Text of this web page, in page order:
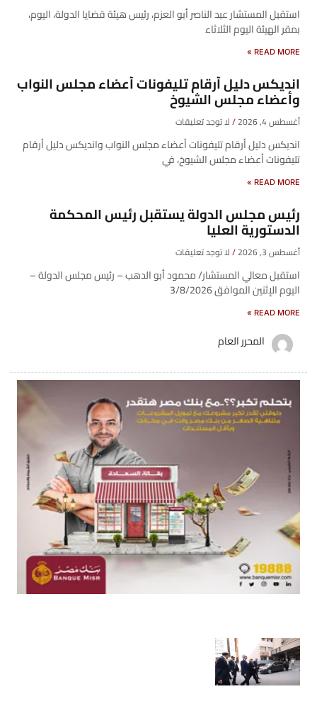
​استقبل المستشار عبد الناصر أبو العزم، رئيس هيئة قضايا الدولة، اليوم،
بمقر الهيئة اليوم الثلاثاء
READ MORE »
انديكس دليل أرقام تليفونات أعضاء مجلس النواب
وأعضاء مجلس الشيوخ
أغسطس 4, 2026 لا توجد تعليقات
انديكس دليل أرقام تليفونات أعضاء مجلس النواب وانديكس دليل أرقام
تليفونات أعضاء مجلس الشيوخ، في
READ MORE »
رئيس مجلس الدولة يستقبل رئيس المحكمة
الدستورية العليا
أغسطس 3, 2026 لا توجد تعليقات
استقبل معالي المستشار/ محمود أبو الدهب – رئيس مجلس الدولة –
اليوم الإثنين الموافق 3/8/2026
READ MORE »
المحرر العام